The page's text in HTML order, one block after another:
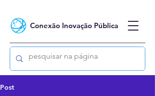
Conexão Inovação Pública
Post